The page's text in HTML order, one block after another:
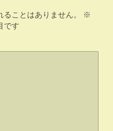
ことはありません。
※
です